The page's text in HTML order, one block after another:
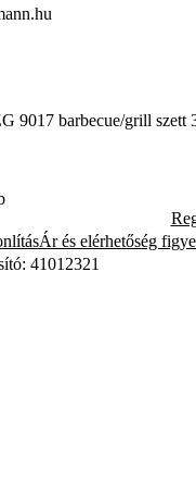
9017 barbecue/grill szett
Ár és elérhetőség
41012321